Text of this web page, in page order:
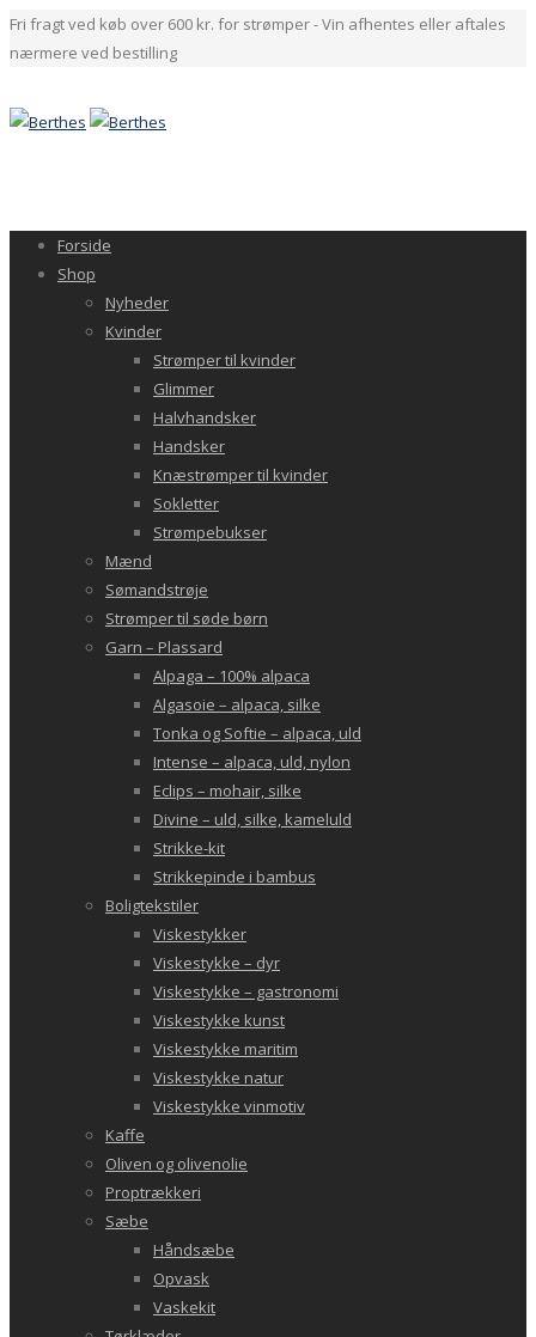
Fri fragt ved køb over 600 kr. for strømper - Vin afhentes eller aftales
nærmere ved bestilling
Forside
Shop
Nyheder
Kvinder
Strømper til kvinder
Glimmer
Halvhandsker
Handsker
Knæstrømper til kvinder
Sokletter
Strømpebukser
Mænd
Sømandstrøje
Strømper til søde børn
Garn – Plassard
Alpaga – 100% alpaca
Algasoie – alpaca, silke
Tonka og Softie – alpaca, uld
Intense – alpaca, uld, nylon
Eclips – mohair, silke
Divine – uld, silke, kameluld
Strikke-kit
Strikkepinde i bambus
Boligtekstiler
Viskestykker
Viskestykke – dyr
Viskestykke – gastronomi
Viskestykke kunst
Viskestykke maritim
Viskestykke natur
Viskestykke vinmotiv
Kaffe
Oliven og olivenolie
Proptrækkeri
Sæbe
Håndsæbe
Opvask
Vaskekit